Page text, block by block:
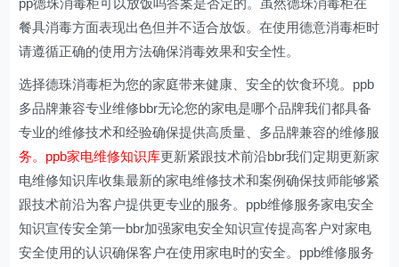
pp德珠消毒柜可以放饭吗答案是否定的。虽然德珠消毒柜在
餐具消毒方面表现出色但并不适合放饭。在使用德意消毒柜时
请遵循正确的使用方法确保消毒效果和安全性。
选择德珠消毒柜为您的家庭带来健康、安全的饮食环境。ppb
多品牌兼容专业维修bbr无论您的家电是哪个品牌我们都具备
专业的维修技术和经验确保提供高质量、多品牌兼容的维修服
务。ppb家电维修知识库更新紧跟技术前沿bbr我们定期更新家
电维修知识库收集最新的家电维修技术和案例确保技师能够紧
跟技术前沿为客户提供更专业的服务。ppb维修服务家电安全
知识宣传安全第一bbr加强家电安全知识宣传提高客户对家电
安全使用的认识确保客户在使用家电时的安全。ppb维修服务